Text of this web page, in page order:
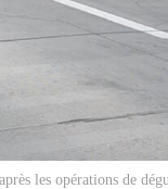
les opérations de